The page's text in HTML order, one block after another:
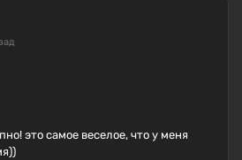
это самое веселое, что у меня